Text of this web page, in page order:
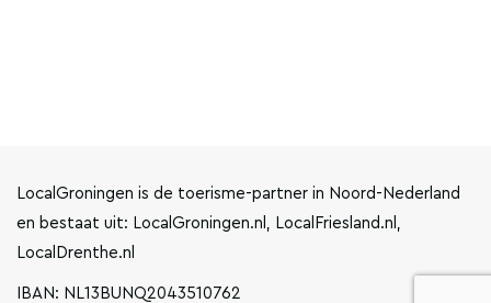
LocalGroningen is de toerisme-partner in Noord-Nederland
en bestaat uit: LocalGroningen.nl, LocalFriesland.nl,
LocalDrenthe.nl
IBAN: NL13BUNQ2043510762